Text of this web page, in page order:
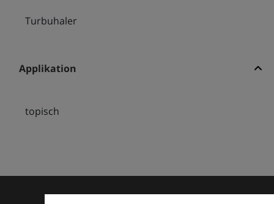
Turbuhaler
Applikation
topisch